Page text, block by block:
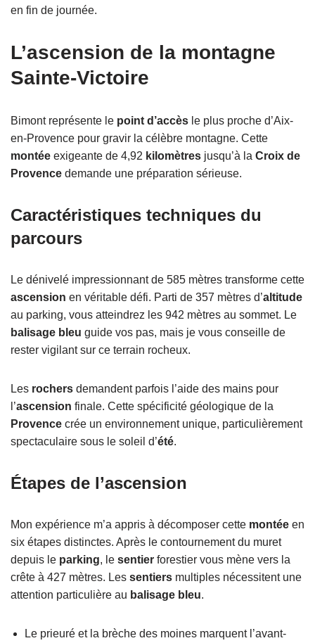
en fin de journée.
L’ascension de la montagne
Sainte-Victoire
Bimont représente le point d’accès le plus proche d’Aix-
en-Provence pour gravir la célèbre montagne. Cette
montée exigeante de 4,92 kilomètres jusqu’à la Croix de
Provence demande une préparation sérieuse.
Caractéristiques techniques du
parcours
Le dénivelé impressionnant de 585 mètres transforme cette
ascension en véritable défi. Parti de 357 mètres d’altitude
au parking, vous atteindrez les 942 mètres au sommet. Le
balisage bleu guide vos pas, mais je vous conseille de
rester vigilant sur ce terrain rocheux.
Les rochers demandent parfois l’aide des mains pour
l’ascension finale. Cette spécificité géologique de la
Provence crée un environnement unique, particulièrement
spectaculaire sous le soleil d’été.
Étapes de l’ascension
Mon expérience m’a appris à décomposer cette montée en
six étapes distinctes. Après le contournement du muret
depuis le parking, le sentier forestier vous mène vers la
crête à 427 mètres. Les sentiers multiples nécessitent une
attention particulière au balisage bleu.
Le prieuré et la brèche des moines marquent l’avant-